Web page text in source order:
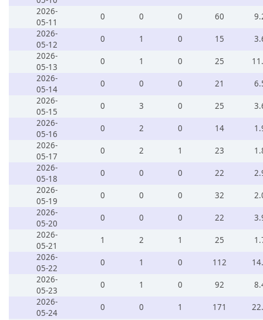
2026-
05-11
0 0 0 60
2026-
05-12
0 1 0 15
2026-
05-13
0 1 0 25
2026-
05-14
0 0 0 21
2026-
05-15
0 3 0 25
2026-
05-16
0 2 0 14
2026-
05-17
0 2 1 23
2026-
05-18
0 0 0 22
2026-
05-19
0 0 0 32
2026-
05-20
0 0 0 22
2026-
05-21
1 2 1 25
2026-
05-22
0 1 0 112
2026-
05-23
0 1 0 92
2026-
05-24
0 0 1 171